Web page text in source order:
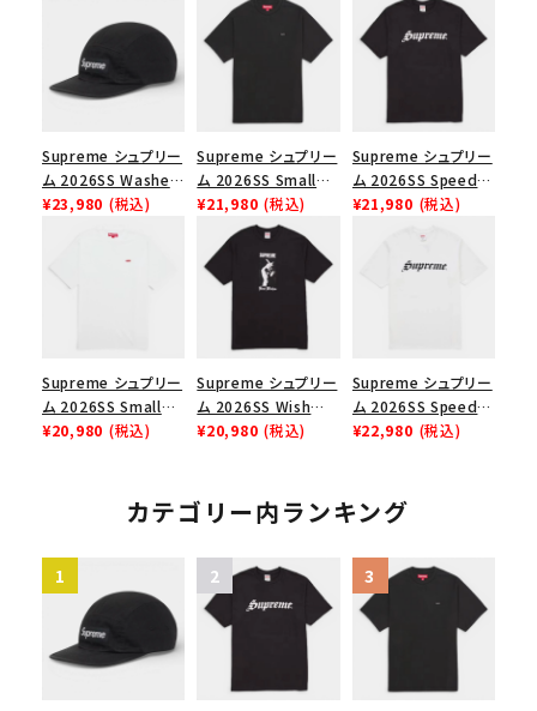
Supreme シュプリー
ム 2026SS Washed
Chino Twill Camp
¥23,980 (税込)
Supreme シュプリー
ム 2026SS Small
Box Tee スモールボ
ックスTシャツ ブラッ
¥21,980 (税込)
Supreme シュプリー
ム 2026SS Speed
Tee スピードTシャツ
¥21,980 (税込)
Supreme シュプリー
ム 2026SS Small
Box Tee スモールボ
¥20,980 (税込)
Supreme シュプリー
ム 2026SS Wish
Tee ウィッシュTシ
¥20,980 (税込)
Supreme シュプリー
ム 2026SS Speed
Tee スピードTシャツ
¥22,980 (税込)
カテゴリー内ランキング